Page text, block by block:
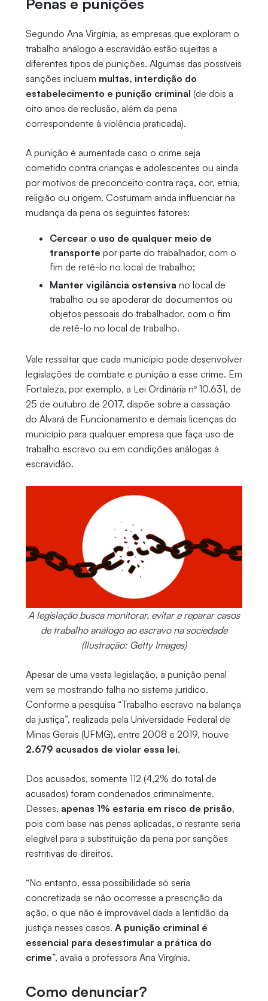
Segundo Ana Virgínia, as empresas que exploram o
trabalho análogo à escravidão estão sujeitas a
diferentes tipos de punições. Algumas das possíveis
sanções incluem multas, interdição do
estabelecimento e punição criminal (de dois a
oito anos de reclusão, além da pena
correspondente à violência praticada).
A punição é aumentada caso o crime seja
cometido contra crianças e adolescentes ou ainda
por motivos de preconceito contra raça, cor, etnia,
religião ou origem. Costumam ainda influenciar na
mudança da pena os seguintes fatores:
Cercear o uso de qualquer meio de
transporte por parte do trabalhador, com o
fim de retê-lo no local de trabalho;
Manter vigilância ostensiva no local de
trabalho ou se apoderar de documentos ou
objetos pessoais do trabalhador, com o fim
de retê-lo no local de trabalho.
Vale ressaltar que cada município pode desenvolver
legislações de combate e punição a esse crime. Em
Fortaleza, por exemplo, a Lei Ordinária nº 10.631, de
25 de outubro de 2017, dispõe sobre a cassação
do Alvará de Funcionamento e demais licenças do
município para qualquer empresa que faça uso de
trabalho escravo ou em condições análogas à
escravidão.
A legislação busca monitorar, evitar e reparar casos
de trabalho análogo ao escravo na sociedade
(Ilustração: Getty Images)
Apesar de uma vasta legislação, a punição penal
vem se mostrando falha no sistema jurídico.
Conforme a pesquisa “Trabalho escravo na balança
da justiça”, realizada pela Universidade Federal de
Minas Gerais (UFMG), entre 2008 e 2019, houve
2.679 acusados de violar essa lei.
Dos acusados, somente 112 (4,2% do total de
acusados) foram condenados criminalmente.
Desses, apenas 1% estaria em risco de prisão,
pois com base nas penas aplicadas, o restante seria
elegível para a substituição da pena por sanções
restritivas de direitos.
“No entanto, essa possibilidade só seria
concretizada se não ocorresse a prescrição da
ação, o que não é improvável dada a lentidão da
justiça nesses casos. A punição criminal é
essencial para desestimular a prática do
crime”, avalia a professora Ana Virgínia.
Como denunciar?